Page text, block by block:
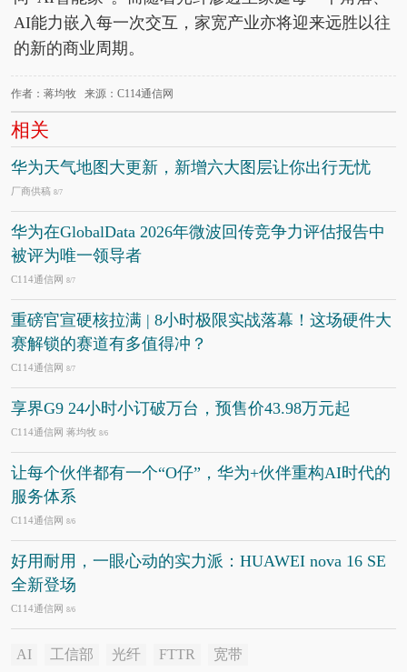
AI能力嵌入每一次交互，家宽产业亦将迎来远胜以往
的新的商业周期。
作者：蒋均牧 来源：C114通信网
相关
华为天气地图大更新，新增六大图层让你出行无忧
厂商供稿 8/7
华为在GlobalData 2026年微波回传竞争力评估报告中
被评为唯一领导者
C114通信网 8/7
重磅官宣硬核拉满 | 8小时极限实战落幕！这场硬件大
赛解锁的赛道有多值得冲？
C114通信网 8/7
享界G9 24小时小订破万台，预售价43.98万元起
C114通信网 蒋均牧 8/6
让每个伙伴都有一个“O仔”，华为+伙伴重构AI时代的
服务体系
C114通信网 8/6
好用耐用，一眼心动的实力派：HUAWEI nova 16 SE
全新登场
C114通信网 8/6
AI 工信部 光纤 FTTR 宽带